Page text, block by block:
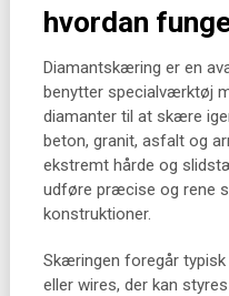
hvordan
Diamantskæring er en
benytter specialværktøj
diamanter til at skære
beton, granit, asfalt og
ekstremt hårde og
udføre præcise og rene
konstruktioner.
Skæringen foregår
eller wires, der kan